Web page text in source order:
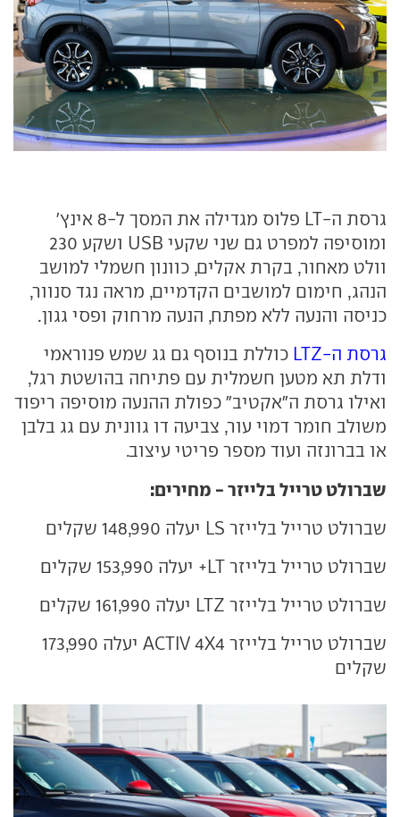
גרסת ה-LT פלוס מגדילה את המסך ל-8 אינץ'
ומוסיפה למפרט גם שני שקעי USB ושקע 230
וולט מאחור, בקרת אקלים, כוונון חשמלי למושב
הנהג, חימום למושבים הקדמיים, מראה נגד סנוור,
כניסה והנעה ללא מפתח, הנעה מרחוק ופסי גגון.
גרסת ה-LTZ
כוללת בנוסף גם גג שמש פנוראמי
ודלת תא מטען חשמלית עם פתיחה בהושטת רגל,
ואילו גרסת ה"אקטיב" כפולת ההנעה מוסיפה ריפוד
משולב חומר דמוי עור, צביעה דו גוונית עם גג בלבן
או בברונזה ועוד מספר פריטי עיצוב.
שברולט טרייל בלייזר - מחירים:
שברולט טרייל בלייזר LS יעלה 148,990 שקלים
שברולט טרייל בלייזר LT+ יעלה 153,990 שקלים
שברולט טרייל בלייזר LTZ יעלה 161,990 שקלים
שברולט טרייל בלייזר ACTIV 4X4 יעלה 173,990
שקלים